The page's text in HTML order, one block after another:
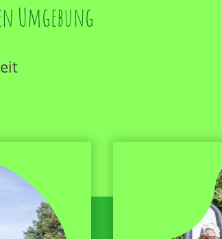
Umgebung